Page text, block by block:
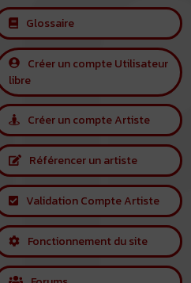
Glossaire
Créer un compte Utilisateur
libre
Créer un compte Artiste
Référencer un artiste
Validation Compte Artiste
Fonctionnement du site